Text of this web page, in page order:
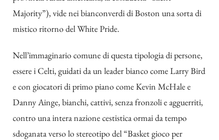
Majority”), vide nei bianconverdi di Boston una sorta di
mistico ritorno del White Pride.
Nell’immaginario comune di questa tipologia di persone,
essere i Celti, guidati da un leader bianco come Larry Bird
e con giocatori di primo piano come Kevin McHale e
Danny Ainge, bianchi, cattivi, senza fronzoli e agguerriti,
contro una intera nazione cestistica ormai da tempo
sdoganata verso lo stereotipo del “Basket gioco per